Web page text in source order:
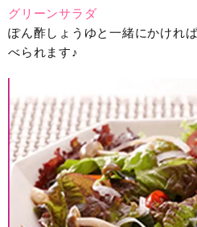
グリーンサラダ
ぽん酢しょうゆと一緒にかけれ
べられます♪